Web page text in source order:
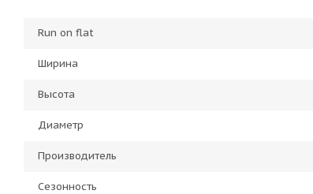
Run on flat
Ширина
Высота
Диаметр
Производитель
Сезонность